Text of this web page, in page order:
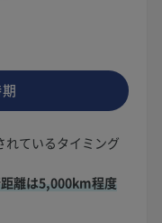
れているタイミング
離は5,000km程度